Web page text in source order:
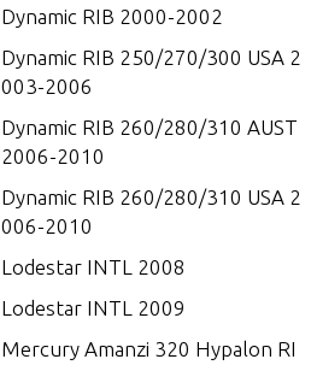
Dynamic RIB 2000-2002
Dynamic RIB 250/270/300 USA 2
003-2006
Dynamic RIB 260/280/310 AUST
2006-2010
Dynamic RIB 260/280/310 USA 2
006-2010
Lodestar INTL 2008
Lodestar INTL 2009
Mercury Amanzi 320 Hypalon RI